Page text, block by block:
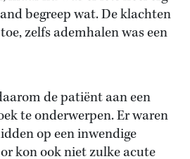
begreep wat. De klachten
zelfs ademhalen was een
de patiënt aan een
te onderwerpen. Er waren
op een inwendige
kon ook niet zulke acute